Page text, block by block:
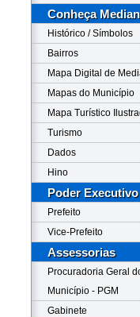
Conheça
Histórico / Símbolos
Bairros
Mapa Digital de
Mapas do Município
Mapa Turístico
Turismo
Dados
Hino
Poder Executivo
Prefeito
Vice-Prefeito
Assessorias
Procuradoria Geral
Município - PGM
Gabinete